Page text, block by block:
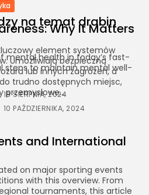
na temat drabin
element systemów
Umożliwiają bezpieczną
lub innych zagrożeń, a
trudno dostępnych miejsc,
10 PAŹDZIERNIKA, 2024
Why It Matters
mental health in today’s fast-
steps to maintain mental well-
18 SIERPNIA, 2024
and International
on major sporting events
with this overview. From
tournaments, this article